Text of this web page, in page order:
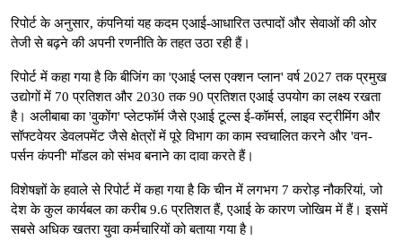
रिपोर्ट के अनुसार, कंपनियां यह कदम एआई-आधारित उत्पादों और सेवाओं की ओर
तेजी से बढ़ने की अपनी रणनीति के तहत उठा रही हैं।
रिपोर्ट में कहा गया है कि बीजिंग का 'एआई प्लस एक्शन प्लान' वर्ष 2027 तक प्रमुख
उद्योगों में 70 प्रतिशत और 2030 तक 90 प्रतिशत एआई उपयोग का लक्ष्य रखता
है। अलीबाबा का 'वुकोंग' प्लेटफॉर्म जैसे एआई टूल्स ई-कॉमर्स, लाइव स्ट्रीमिंग और
सॉफ्टवेयर डेवलपमेंट जैसे क्षेत्रों में पूरे विभाग का काम स्वचालित करने और 'वन-
पर्सन कंपनी' मॉडल को संभव बनाने का दावा करते हैं।
विशेषज्ञों के हवाले से रिपोर्ट में कहा गया है कि चीन में लगभग 7 करोड़ नौकरियां, जो
देश के कुल कार्यबल का करीब 9.6 प्रतिशत हैं, एआई के कारण जोखिम में हैं। इसमें
सबसे अधिक खतरा युवा कर्मचारियों को बताया गया है।